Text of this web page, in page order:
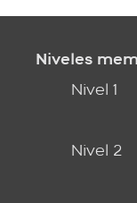
Niveles
Nivel 1
Nivel 2